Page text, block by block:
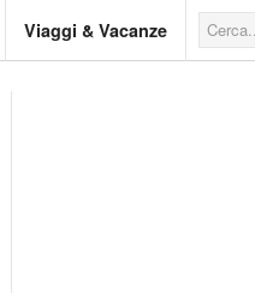
Viaggi & Vacanze